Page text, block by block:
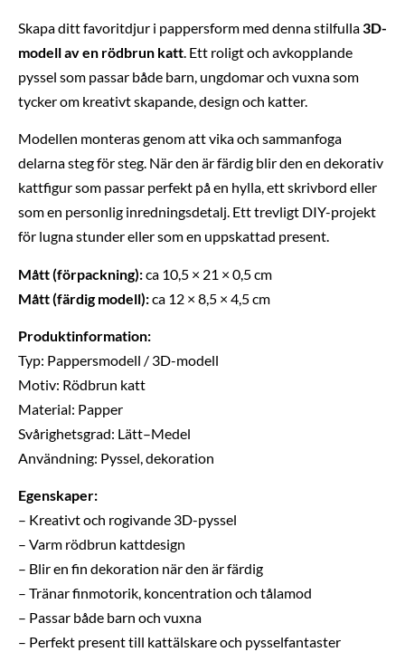
Skapa ditt favoritdjur i pappersform med denna stilfulla3D-
modell av en rödbrun katt. Ett roligt och avkopplande
pyssel som passar både barn, ungdomar och vuxna som
tycker om kreativt skapande, design och katter.
Modellen monteras genom att vika och sammanfoga
delarna steg för steg. När den är färdig blir den en dekorativ
kattfigur som passar perfekt på en hylla, ett skrivbord eller
som en personlig inredningsdetalj. Ett trevligt DIY-projekt
för lugna stunder eller som en uppskattad present.
Mått (förpackning):ca 10,5 × 21 × 0,5 cm
Mått (färdig modell):ca 12 × 8,5 × 4,5 cm
Produktinformation:
Typ: Pappersmodell / 3D-modell
Motiv: Rödbrun katt
Material: Papper
Svårighetsgrad: Lätt–Medel
Användning: Pyssel, dekoration
Egenskaper:
– Kreativt och rogivande 3D-pyssel
– Varm rödbrun kattdesign
– Blir en fin dekoration när den är färdig
– Tränar finmotorik, koncentration och tålamod
– Passar både barn och vuxna
– Perfekt present till kattälskare och pysselfantaster